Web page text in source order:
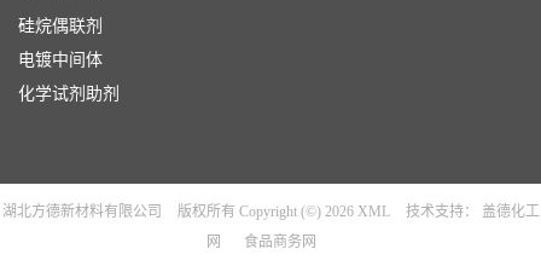
硅烷偶联剂
电镀中间体
化学试剂助剂
湖北方德新材料有限公司 版权所有 Copyright (©) 2026 XML 技术支持：
盖德化工
网
食品商务网